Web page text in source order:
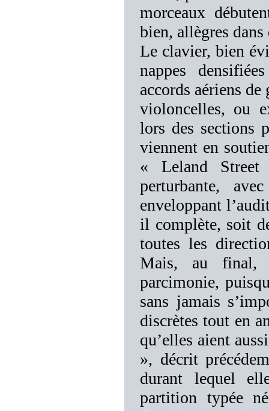
morceaux
bien, allègres
Le clavier, bien
nappes
accords aériens
violoncelles, ou
lors des sections
viennent en
« Leland Street
perturbante,
enveloppant
il complète, soit
toutes les
Mais, au final,
parcimonie,
sans jamais
discrètes tout en
qu’elles aient
», décrit
durant lequel
partition typée